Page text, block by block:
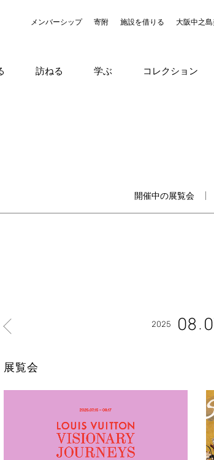
メンバーシップ 寄附 施設を借りる 大阪中之
訪ねる 学ぶ コレクション
開催中の展覧会
2025 08
展覧会